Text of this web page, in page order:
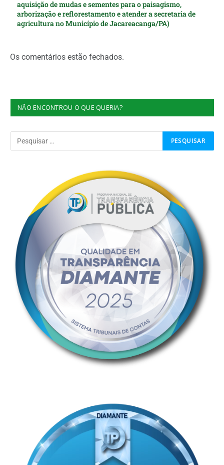
aquisição de mudas e sementes para o paisagismo,
arborização e reflorestamento e atender a secretaria de
agricultura no Município de Jacareacanga/PA)
Os comentários estão fechados.
NÃO ENCONTROU O QUE QUERIA?